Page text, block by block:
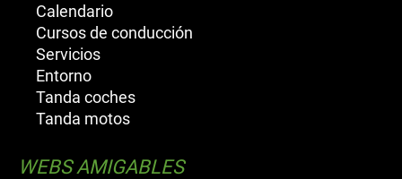
Calendario
Cursos de conducción
Servicios
Entorno
Tanda coches
Tanda motos
WEBS AMIGABLES